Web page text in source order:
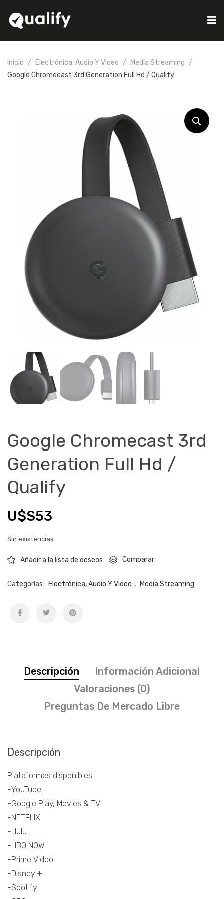
Inicio Electrónica, Audio Y Video
Media Streaming
Google Chromecast 3rd Generation Full Hd / Qualify
Google Chromecast 3rd
Generation Full Hd /
Qualify
U$S53
Sin existencias
Añadir a la lista de deseos Comparar
Categorías: Electrónica, Audio Y Video , Media Streaming
Descripción
Información Adicional
Valoraciones (0)
Preguntas De Mercado Libre
Descripción
Plataformas disponibles:
-YouTube
-Google Play, Movies & TV
-NETFLIX
-Hulu
-HBO NOW
-Prime Video
-Disney +
-Spotify